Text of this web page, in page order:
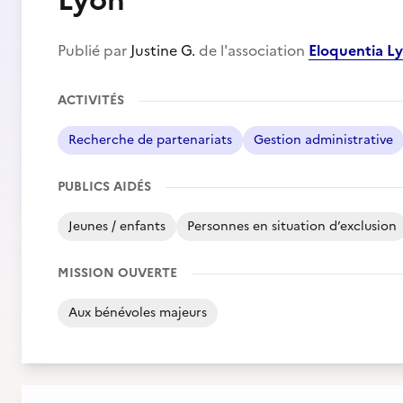
Publié par Justine G. de l'association Eloquentia
ACTIVITÉS
Recherche de partenariats Gestion administrative
PUBLICS AIDÉS
Jeunes / enfants Personnes en situation d’exclusion
MISSION OUVERTE
Aux bénévoles majeurs